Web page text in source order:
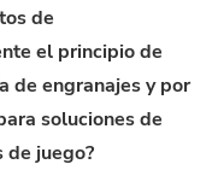
de
el principio de
de engranajes y por
soluciones de
de juego?